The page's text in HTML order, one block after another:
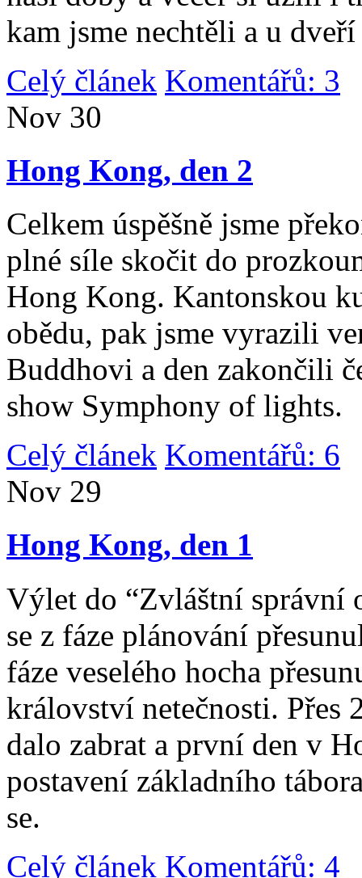
kam jsme nechtěli a u
Celý článek Komentářů: 3
Nov 30
Hong Kong, den 2
Celkem úspěšně jsme
plné síle skočit do
Hong Kong. Kantonskou
obědu, pak jsme vyrazili
Buddhovi a den zakončili
show Symphony of lights.
Celý článek Komentářů: 6
Nov 29
Hong Kong, den 1
Výlet do “Zvláštní správní
se z fáze plánování
fáze veselého hocha
království netečnosti. Přes
dalo zabrat a první den v
postavení základního
se.
Celý článek Komentářů: 4